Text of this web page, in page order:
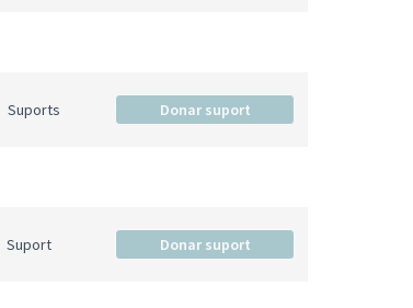
Suports Donar suport
Suport Donar suport